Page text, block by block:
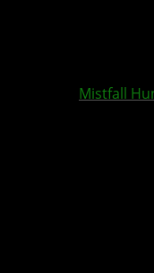
Mistfall